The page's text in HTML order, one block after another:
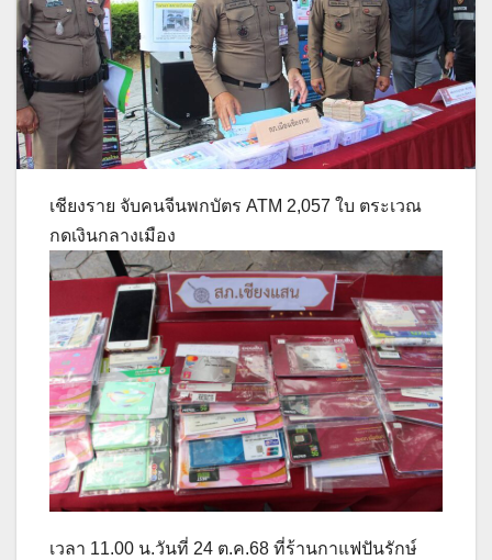
เชียงราย จับคนจีนพกบัตร ATM 2,057 ใบ ตระเวณ
กดเงินกลางเมือง
เวลา 11.00 น.วันที่ 24 ต.ค.68 ที่ร้านกาแฟปันรักษ์